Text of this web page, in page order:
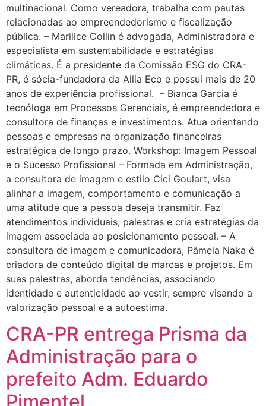
multinacional. Como vereadora, trabalha com pautas
relacionadas ao empreendedorismo e fiscalização
pública. – Marilice Collin é advogada, Administradora e
especialista em sustentabilidade e estratégias
climáticas. É a presidente da Comissão ESG do CRA-
PR, é sócia-fundadora da Allia Eco e possui mais de 20
anos de experiência profissional. – Bianca Garcia é
tecnóloga em Processos Gerenciais, é empreendedora e
consultora de finanças e investimentos. Atua orientando
pessoas e empresas na organização financeiras
estratégica de longo prazo. Workshop: Imagem Pessoal
e o Sucesso Profissional – Formada em Administração,
a consultora de imagem e estilo Cici Goulart, visa
alinhar a imagem, comportamento e comunicação a
uma atitude que a pessoa deseja transmitir. Faz
atendimentos individuais, palestras e cria estratégias da
imagem associada ao posicionamento pessoal. – A
consultora de imagem e comunicadora, Pâmela Naka é
criadora de conteúdo digital de marcas e projetos. Em
suas palestras, aborda tendências, associando
identidade e autenticidade ao vestir, sempre visando a
valorização pessoal e a autoestima.
CRA-PR entrega Prisma da
Administração para o
prefeito Adm. Eduardo